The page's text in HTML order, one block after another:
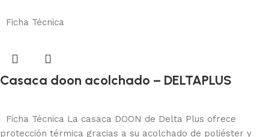
Ficha Técnica
Casaca doon acolchado – DELTAPLUS
Ficha Técnica La casaca DOON de Delta Plus ofrece
protección térmica gracias a su acolchado de poliéster y